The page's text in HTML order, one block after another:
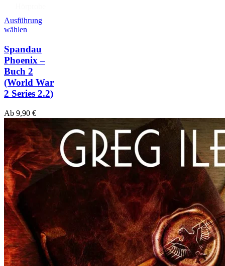
Ausführung
wählen
Spandau
Phoenix –
Buch 2
(World War
2 Series 2.2)
Ab 9,90 €